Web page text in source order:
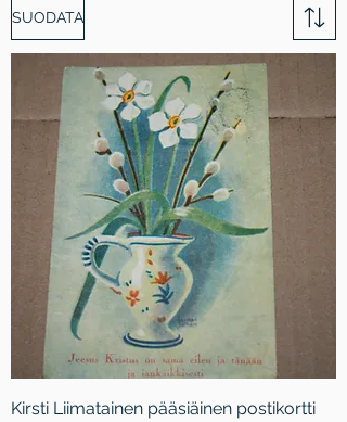
SUODATA
Kirsti Liimatainen pääsiäinen postikortti